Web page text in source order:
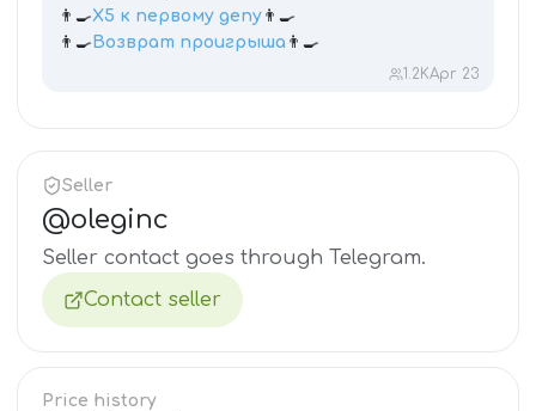
👨‍🍳X5 к первому депу 👨‍🍳
👨‍🍳 Возврат проигрыша 👨‍🍳
1.2KApr 23
Seller
@oleginc
Seller contact goes through Telegram.
Contact seller
Price history